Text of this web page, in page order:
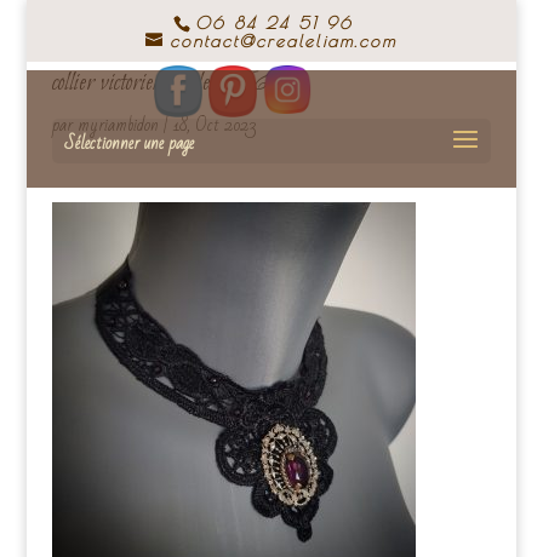
06 84 24 51 96
contact@crealeliam.com
Sélectionner une page
collier victorien crealeliam (6)
parmyriambidon|18, Oct 2023